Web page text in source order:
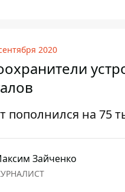
2020
пополнился на 75
Зайченко